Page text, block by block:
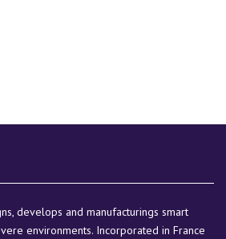
develops and manufacturings smart
environments. Incorporated in France